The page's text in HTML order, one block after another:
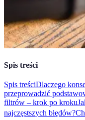
Spis treści
Spis treściDlaczego
przeprowadzić
filtrów – krok po kroku
najczęstszych błędów?